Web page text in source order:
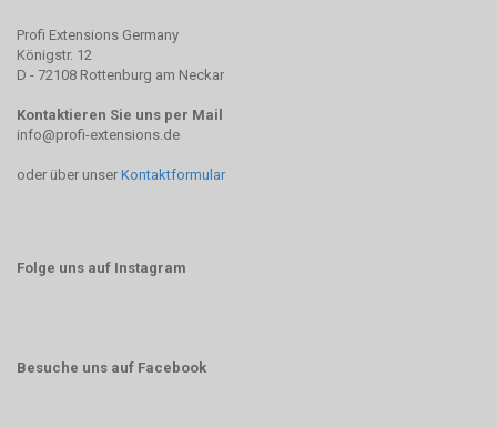
Profi Extensions Germany
Königstr. 12
D - 72108 Rottenburg am Neckar
Kontaktieren Sie uns per Mail
info@profi-extensions.de
oder über unser Kontaktformular
Folge uns auf Instagram
Besuche uns auf Facebook